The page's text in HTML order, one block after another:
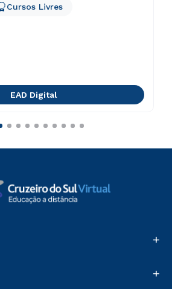
Cursos Livres
EAD Digital
+
+